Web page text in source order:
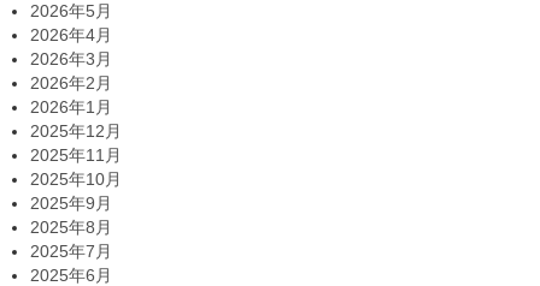
2026年5月
2026年4月
2026年3月
2026年2月
2026年1月
2025年12月
2025年11月
2025年10月
2025年9月
2025年8月
2025年7月
2025年6月